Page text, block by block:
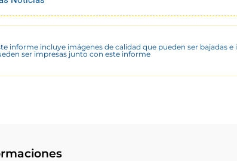
informe incluye imágenes de calidad que pueden ser bajadas
ser impresas junto con este informe